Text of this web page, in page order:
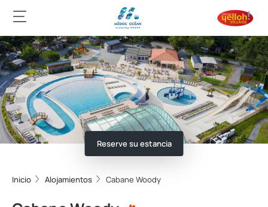
Reserve su estancia
Inicio Alojamientos Cabane Woody